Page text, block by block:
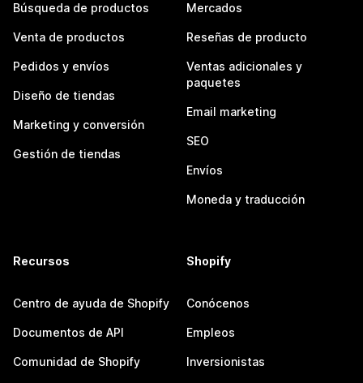
Búsqueda de productos
Venta de productos
Pedidos y envíos
Diseño de tiendas
Marketing y conversión
Gestión de tiendas
Mercados
Reseñas de producto
Ventas adicionales y
paquetes
Email marketing
SEO
Envíos
Moneda y traducción
Recursos
Centro de ayuda de Shopify
Documentos de API
Comunidad de Shopify
Shopify
Conócenos
Empleos
Inversionistas